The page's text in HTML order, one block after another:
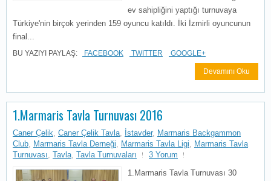
ev sahipliğini yaptığı turnuvaya
Türkiye'nin birçok yerinden 159 oyuncu katıldı. İki İzmirli oyuncunun
final...
BU YAZIYI PAYLAŞ: FACEBOOK TWITTER GOOGLE+
Devamını Oku
1.Marmaris Tavla Turnuvası 2016
Caner Çelik, Caner Çelik Tavla, İstavder, Marmaris Backgammon
Club, Marmaris Tavla Derneği, Marmaris Tavla Ligi, Marmaris Tavla
Turnuvası, Tavla, Tavla Turnuvaları
3 Yorum
1.Marmaris Tavla Turnuvası 30